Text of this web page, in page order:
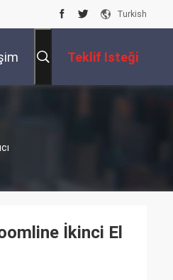
Turkish
Teklif Isteği
İkinci El